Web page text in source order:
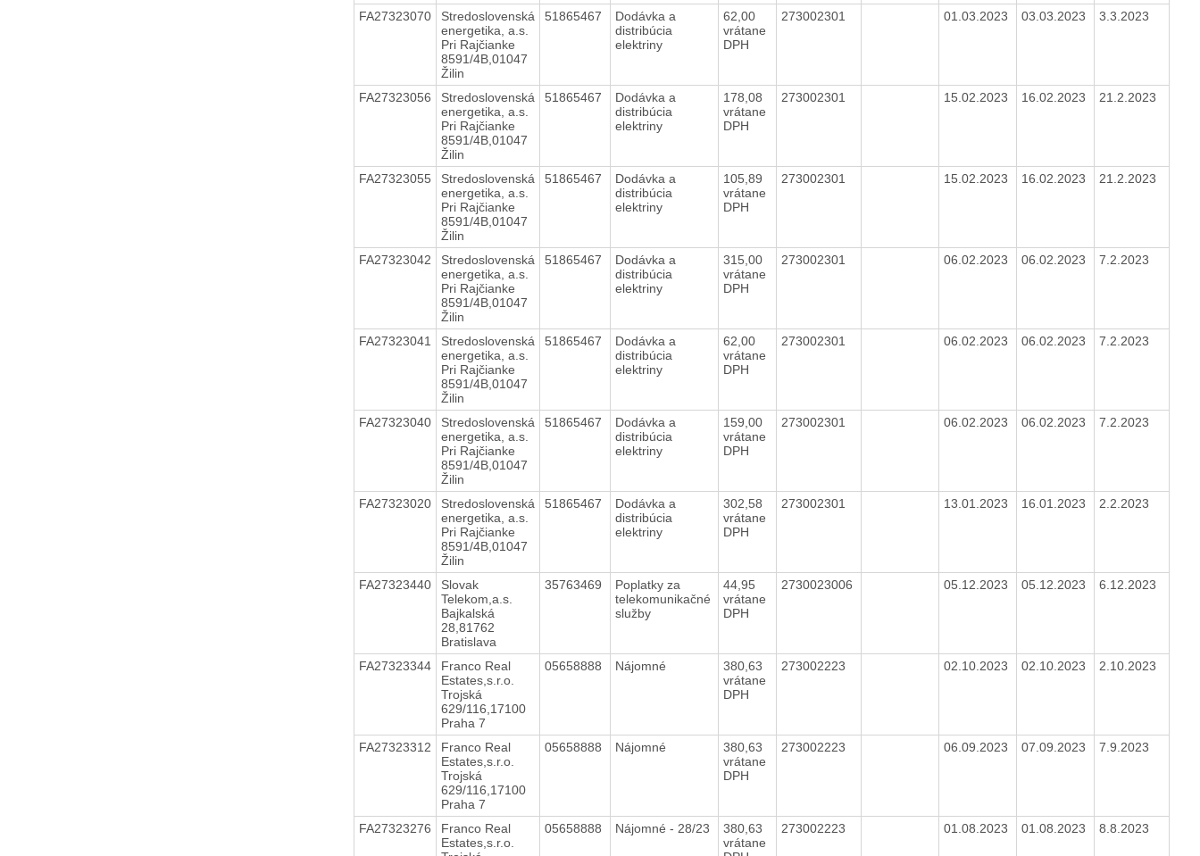
FA27323070
Stredoslovenská
energetika, a.s.
Pri Rajčianke
8591/4B,01047
Žilin
51865467
Dodávka a
distribúcia
elektriny
62,00
vrátane
DPH
273002301 01.03.2023 03.03.2023 3.3.2023
FA27323056
Stredoslovenská
energetika, a.s.
Pri Rajčianke
8591/4B,01047
Žilin
51865467
Dodávka a
distribúcia
elektriny
178,08
vrátane
DPH
273002301 15.02.2023 16.02.2023 21.2.2023
FA27323055
Stredoslovenská
energetika, a.s.
Pri Rajčianke
8591/4B,01047
Žilin
51865467
Dodávka a
distribúcia
elektriny
105,89
vrátane
DPH
273002301 15.02.2023 16.02.2023 21.2.2023
FA27323042
Stredoslovenská
energetika, a.s.
Pri Rajčianke
8591/4B,01047
Žilin
51865467
Dodávka a
distribúcia
elektriny
315,00
vrátane
DPH
273002301 06.02.2023 06.02.2023 7.2.2023
FA27323041
Stredoslovenská
energetika, a.s.
Pri Rajčianke
8591/4B,01047
Žilin
51865467
Dodávka a
distribúcia
elektriny
62,00
vrátane
DPH
273002301 06.02.2023 06.02.2023 7.2.2023
FA27323040
Stredoslovenská
energetika, a.s.
Pri Rajčianke
8591/4B,01047
Žilin
51865467
Dodávka a
distribúcia
elektriny
159,00
vrátane
DPH
273002301 06.02.2023 06.02.2023 7.2.2023
FA27323020
Stredoslovenská
energetika, a.s.
Pri Rajčianke
8591/4B,01047
Žilin
51865467
Dodávka a
distribúcia
elektriny
302,58
vrátane
DPH
273002301 13.01.2023 16.01.2023 2.2.2023
FA27323440
Slovak
Telekom,a.s.
Bajkalská
28,81762
Bratislava
35763469
Poplatky za
telekomunikačné
služby
44,95
vrátane
DPH
2730023006 05.12.2023 05.12.2023 6.12.2023
FA27323344
Franco Real
Estates,s.r.o.
Trojská
629/116,17100
Praha 7
05658888 Nájomné
380,63
vrátane
DPH
273002223 02.10.2023 02.10.2023 2.10.2023
FA27323312
Franco Real
Estates,s.r.o.
Trojská
629/116,17100
Praha 7
05658888 Nájomné
380,63
vrátane
DPH
273002223 06.09.2023 07.09.2023 7.9.2023
FA27323276
Franco Real
Estates,s.r.o.
05658888 Nájomné - 28/23
380,63
vrátane
273002223 01.08.2023 01.08.2023 8.8.2023